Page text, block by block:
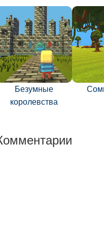
Безумные
королевства